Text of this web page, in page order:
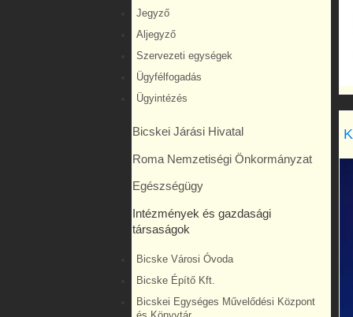
Jegyző
Aljegyző
Szervezeti egységek
Ügyfélfogadás
Ügyintézés
Bicskei Járási Hivatal
Roma Nemzetiségi Önkormányzat
Egészségügy
Intézmények és gazdasági
társaságok
Bicske Városi Óvoda
Bicske Építő Kft.
Bicskei Egységes Művelődési Központ